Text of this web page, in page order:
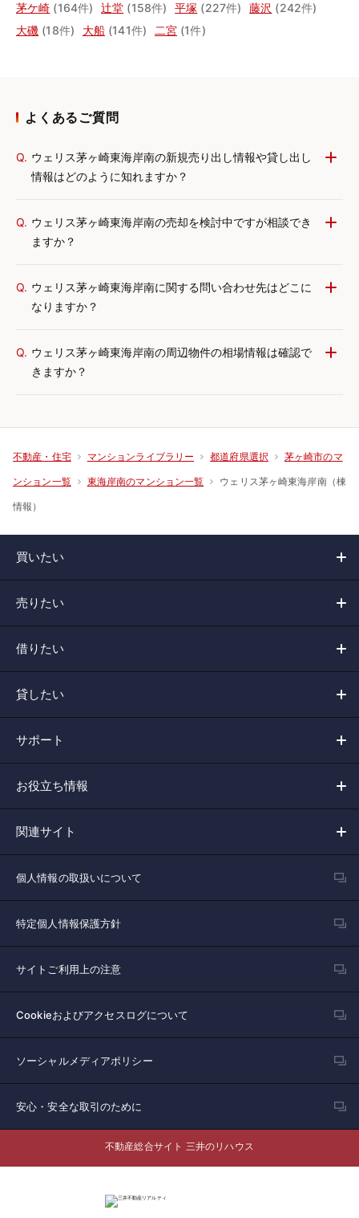
茅ケ崎 (164件) 辻堂 (158件) 平塚 (227件) 藤沢 (242件)
大磯 (18件) 大船 (141件) 二宮 (1件)
よくあるご質問
Q. ウェリス茅ヶ崎東海岸南の新規売り出し情報や貸し出し
情報はどのように知れますか？
Q. ウェリス茅ヶ崎東海岸南の売却を検討中ですが相談でき
ますか？
Q. ウェリス茅ヶ崎東海岸南に関する問い合わせ先はどこに
なりますか？
Q. ウェリス茅ヶ崎東海岸南の周辺物件の相場情報は確認で
きますか？
不動産・住宅 マンションライブラリー 都道府県選択 茅ヶ崎市のマ
ンション一覧 東海岸南のマンション一覧 ウェリス茅ヶ崎東海岸南（棟
情報）
買いたい
売りたい
借りたい
貸したい
サポート
お役立ち情報
関連サイト
個人情報の取扱いについて
特定個人情報保護方針
サイトご利用上の注意
Cookieおよびアクセスログについて
ソーシャルメディアポリシー
安心・安全な取引のために
不動産総合サイト 三井のリハウス